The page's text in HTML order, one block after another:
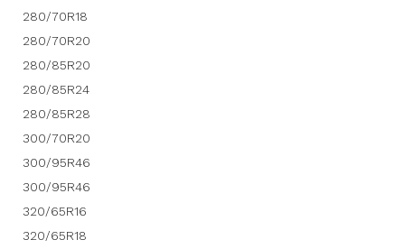
280/70R18
280/70R20
280/85R20
280/85R24
280/85R28
300/70R20
300/95R46
300/95R46
320/65R16
320/65R18